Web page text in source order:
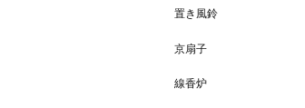
置き風鈴
京扇子
線香炉